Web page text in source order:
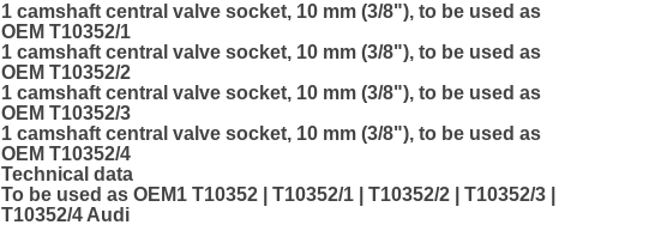
1 camshaft central valve socket, 10 mm (3/8"), to be used as
OEM T10352/1
1 camshaft central valve socket, 10 mm (3/8"), to be used as
OEM T10352/2
1 camshaft central valve socket, 10 mm (3/8"), to be used as
OEM T10352/3
1 camshaft central valve socket, 10 mm (3/8"), to be used as
OEM T10352/4
Technical data
To be used as OEM1 T10352 | T10352/1 | T10352/2 | T10352/3 |
T10352/4 Audi